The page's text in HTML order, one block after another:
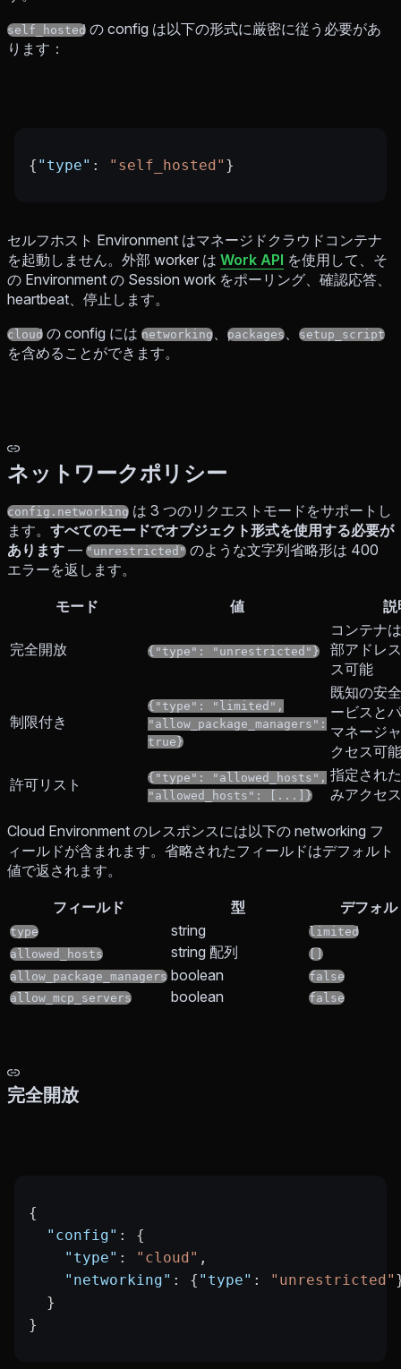
self_hosted の config は以下の形式に厳密に従う必要があ
ります：
{ "type" : "self_hosted" }
セルフホスト Environment はマネージドクラウドコンテナ
を起動しません。外部 worker は Work API を使用して、そ
の Environment の Session work をポーリング、確認応答、
heartbeat、停止します。
cloud の config には networking、 packages、 setup_script
を含めることができます。
ネットワークポリシー
config.networking は 3 つのリクエストモードをサポートし
ます。 すべてのモードでオブジェクト形式を使用する必要が
あります — "unrestricted" のような文字列省略形は 400
エラーを返します。
モード 値 説
完全開放 {"type": "unrestricted"}
コンテナ
部アドレ
ス可能
制限付き
{"type": "limited",
"allow_package_managers":
true}
既知の安
ービスと
マネージ
クセス可能
許可リスト
{"type": "allowed_hosts",
"allowed_hosts": [...]}
指定され
みアクセ
Cloud Environment のレスポンスには以下の networking フ
ィールドが含まれます。省略されたフィールドはデフォルト
値で返されます。
フィールド 型 デフォル
type string
limited
allowed_hosts
string 配列
[]
allow_package_managers boolean
false
allow_mcp_servers
boolean false
完全開放
{
  "config"
: {
    "type"
: "cloud" ,
    "networking"
: { "type" : "unrestricted"
  }
}